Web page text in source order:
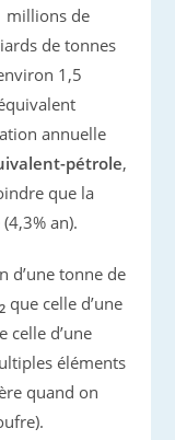
millions de
de tonnes
1,5
annuelle
pétrole,
que la
an).
d’une tonne de
2 que celle d’une
celle d’une
éléments
quand on